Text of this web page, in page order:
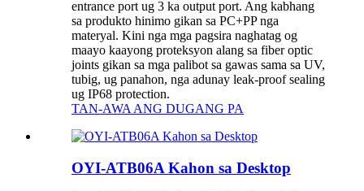
entrance port ug 3 ka output port. Ang kabhang
sa produkto hinimo gikan sa PC+PP nga
materyal. Kini nga mga pagsira naghatag og
maayo kaayong proteksyon alang sa fiber optic
joints gikan sa mga palibot sa gawas sama sa UV,
tubig, ug panahon, nga adunay leak-proof sealing
ug IP68 protection.
TAN-AWA ANG DUGANG PA
OYI-ATB06A Kahon sa Desktop